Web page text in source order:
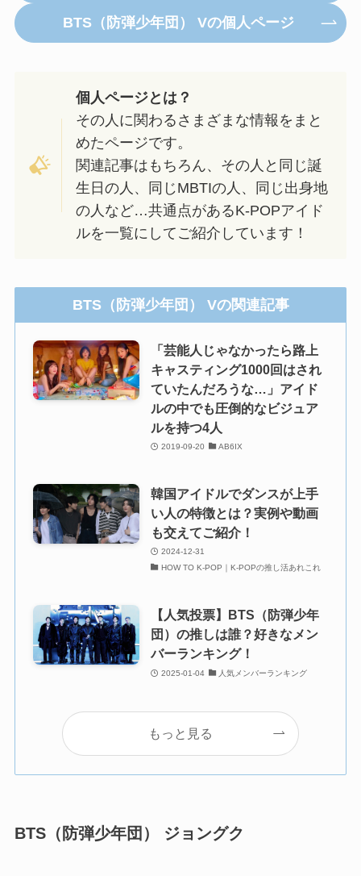
BTS（防弾少年団） Vの個人ページ
個人ページとは？
その人に関わるさまざまな情報をまと
めたページです。
関連記事はもちろん、その人と同じ誕
生日の人、同じMBTIの人、同じ出身地
の人など…共通点があるK-POPアイド
ルを一覧にしてご紹介しています！
BTS（防弾少年団） Vの関連記事
「芸能人じゃなかったら路上
キャスティング1000回はされ
ていたんだろうな…」アイド
ルの中でも圧倒的なビジュア
ルを持つ4人
2019-09-20 AB6IX
韓国アイドルでダンスが上手
い人の特徴とは？実例や動画
も交えてご紹介！
2024-12-31
HOW TO K-POP｜K-POPの推し活あれこれ
【人気投票】BTS（防弾少年
団）の推しは誰？好きなメン
バーランキング！
2025-01-04 人気メンバーランキング
もっと見る
BTS（防弾少年団） ジョングク